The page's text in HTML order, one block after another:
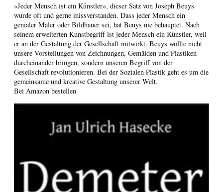
»Jeder Mensch ist ein Künstler«, dieser Satz von Joseph Beuys
wurde oft und gerne missverstanden. Dass jeder Mensch ein
genialer Maler oder Bildhauer sei, hat Beuys nie behauptet. Nach
seinem erweiterten Kunstbegriff ist jeder Mensch ein Künstler, weil
er an der Gestaltung der Gesellschaft mitwirkt. Beuys wollte nicht
unsere Vorstellungen von Zeichnungen, Gemälden und Plastiken
durcheinander bringen, sondern unseren Begriff von der
Gesellschaft revolutionieren. Bei der Sozialen Plastik geht es um die
gemeinsame und kreative Gestaltung unserer Welt.
Bei Amazon bestellen